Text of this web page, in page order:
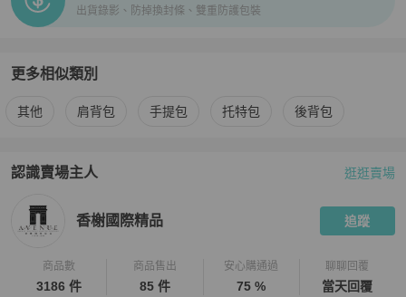
出貨錄影、防掉換封條、雙重防護包裝
更多相似類別
更多Hermès 女包相似商品推薦
其他 肩背包 手提包 托特包 後背包
認識賣場主人
PopChill 拍拍圈嚴選賣家
逛逛賣場
香榭國際精品 追蹤
商品數
3186 件
商品售出
85 件
安心購通過
75 %
聊聊回覆
當天回覆